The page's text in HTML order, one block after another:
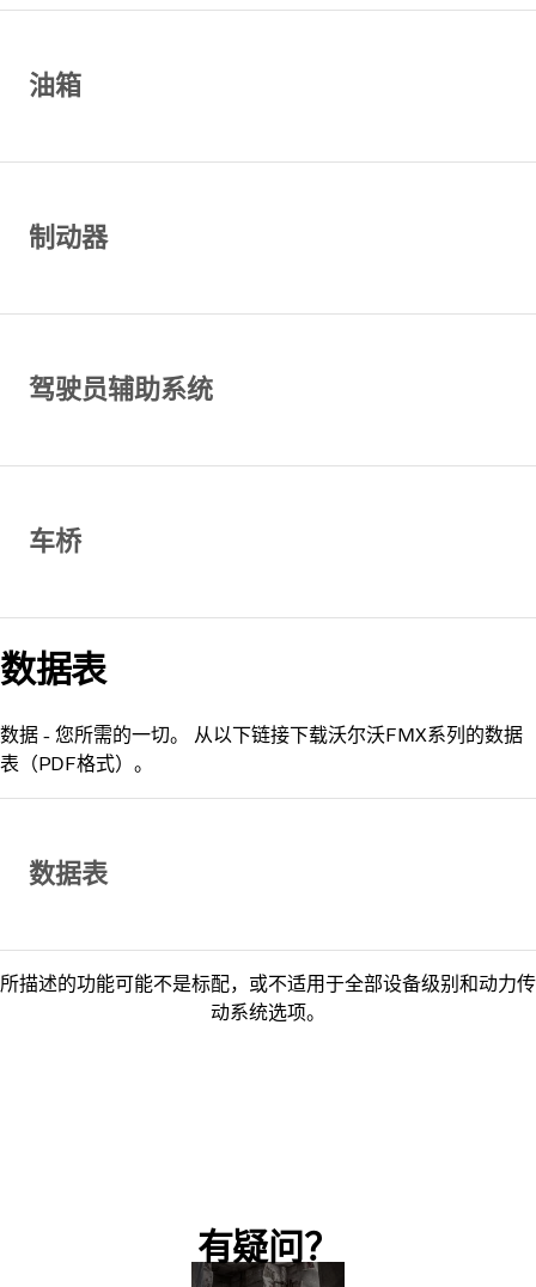
油箱
制动器
驾驶员辅助系统
车桥
数据表
数据 - 您所需的一切。 从以下链接下载沃尔沃FMX系列的数据
表（PDF格式）。
数据表
所描述的功能可能不是标配，或不适用于全部设备级别和动力传
动系统选项。
有疑问？